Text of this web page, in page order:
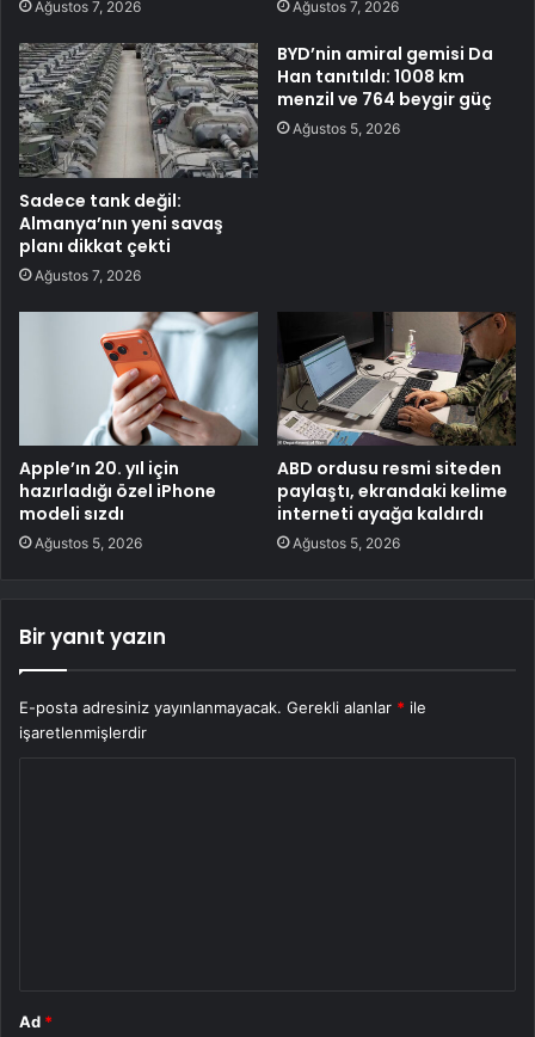
Ağustos 7, 2026 Ağustos 7, 2026
Sadece tank değil:
Almanya’nın yeni savaş
planı dikkat çekti
Ağustos 7, 2026
BYD’nin amiral gemisi Da
Han tanıtıldı: 1008 km
menzil ve 764 beygir güç
Ağustos 5, 2026
Apple’ın 20. yıl için
hazırladığı özel iPhone
modeli sızdı
Ağustos 5, 2026
ABD ordusu resmi siteden
paylaştı, ekrandaki kelime
interneti ayağa kaldırdı
Ağustos 5, 2026
Bir yanıt yazın
E-posta adresiniz yayınlanmayacak. Gerekli alanlar * ile
işaretlenmişlerdir
Ad *